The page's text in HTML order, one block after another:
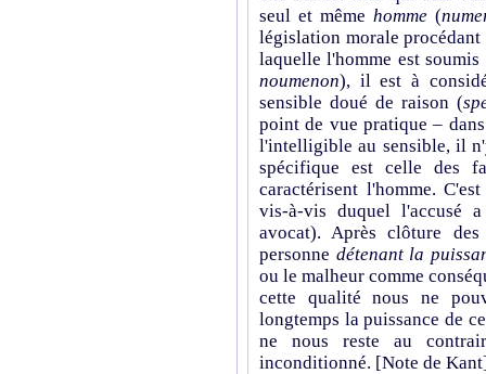
seul et mêmehomme (
législation morale
laquelle l'homme est
noumenon), il est à
sensible doué de raison (
point de vue pratique –
l'intelligible au sensible, il
spécifique est celle des
caractérisent l'homme.
vis-à-vis duquel l'accusé
avocat). Après clôture
personne détenant la
ou le malheur comme
cette qualité nous ne
longtemps la puissance de
ne nous reste au
inconditionné. [Note de